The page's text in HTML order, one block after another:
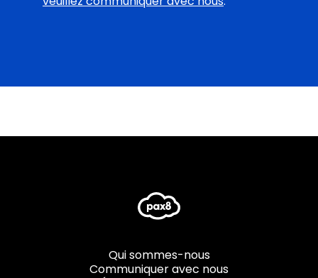
Qui sommes-nous
Communiquer avec nous